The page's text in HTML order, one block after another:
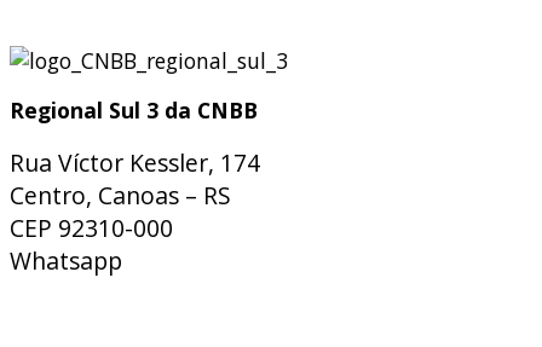
Regional Sul 3 da CNBB
Rua Víctor Kessler, 174
Centro, Canoas – RS
CEP 92310-000
Whatsapp